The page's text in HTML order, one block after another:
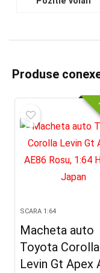
Produse
SCARA 1:64
Macheta auto
Toyota Corolla
Levin Gt Apex